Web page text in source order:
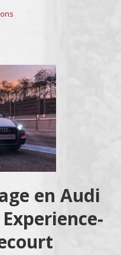
en Audi